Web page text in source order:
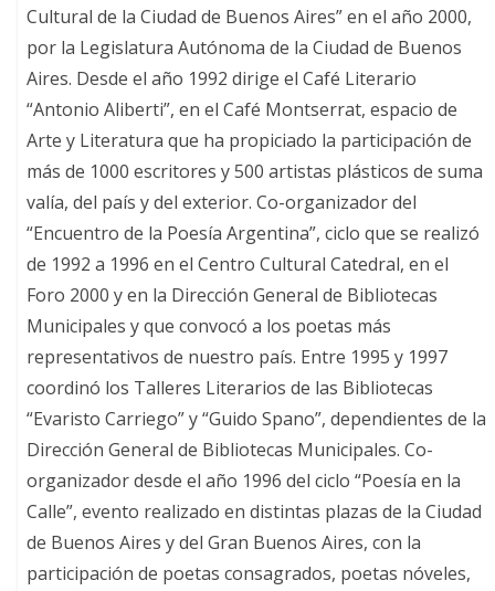
Cultural de la Ciudad de Buenos Aires” en el año 2000,
por la Legislatura Autónoma de la Ciudad de Buenos
Aires. Desde el año 1992 dirige el Café Literario
“Antonio Aliberti”, en el Café Montserrat, espacio de
Arte y Literatura que ha propiciado la participación de
más de 1000 escritores y 500 artistas plásticos de suma
valía, del país y del exterior. Co-organizador del
“Encuentro de la Poesía Argentina”, ciclo que se realizó
de 1992 a 1996 en el Centro Cultural Catedral, en el
Foro 2000 y en la Dirección General de Bibliotecas
Municipales y que convocó a los poetas más
representativos de nuestro país. Entre 1995 y 1997
coordinó los Talleres Literarios de las Bibliotecas
“Evaristo Carriego” y “Guido Spano”, dependientes de la
Dirección General de Bibliotecas Municipales. Co-
organizador desde el año 1996 del ciclo “Poesía en la
Calle”, evento realizado en distintas plazas de la Ciudad
de Buenos Aires y del Gran Buenos Aires, con la
participación de poetas consagrados, poetas nóveles,